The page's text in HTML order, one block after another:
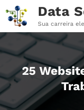
para
conteúdo
Data
Sua carreira
25